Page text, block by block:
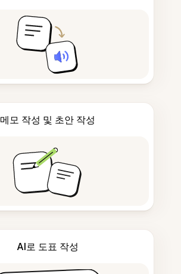
메모 작성 및 초안 작성
AI로 도표 작성